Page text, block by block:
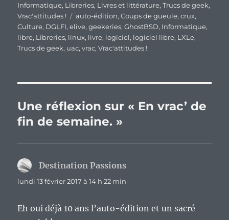
le
Informatique, Libreries, Livres et littérature,Trucs de geek,
Vrac'attitudes !
Étiquettes
auto-édition,Coups de gueule,crux,
Culture, DGLFI,elive,geekeries,GhostBSD, Informatique,
libre, Libreries, linux, livre, logiciel, logiciel libre, LXLe,
Trucs de geek, uac,vrac,Vrac'attitudes !
Une réflexion sur « En vrac’ de
fin de semaine. »
Destination Passions
lundi 13 février 2017 à 14 h 22 min
Eh oui déjà 10 ans l’auto-édition et un sacré